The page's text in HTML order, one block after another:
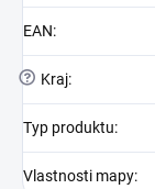
EAN:
? Kraj:
Typ produktu:
Vlastnosti mapy: